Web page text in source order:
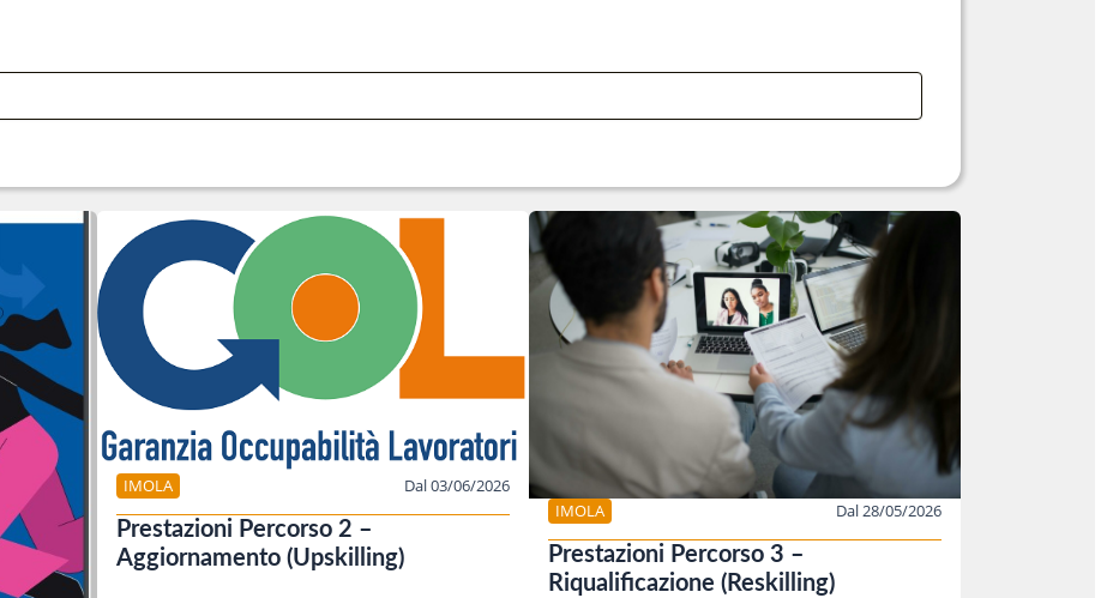
IMOLA Dal 03/06/2026
Prestazioni Percorso 2 –
Aggiornamento (Upskilling)
IMOLA Dal 28/05/2026
Prestazioni Percorso 3 –
Riqualificazione (Reskilling)